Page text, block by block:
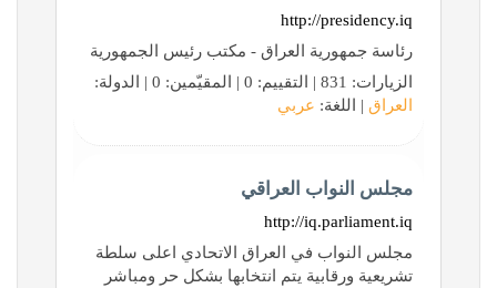
http://presidency.iq
رئاسة جمهورية العراق - مكتب رئيس الجمهورية
الزيارات: 831 | التقييم: 0 | المقيّمين: 0 | الدولة:
العراق | اللغة: عربي
مجلس النواب العراقي
http://iq.parliament.iq
مجلس النواب في العراق الاتحادي اعلى سلطة
تشريعية ورقابية يتم انتخابها بشكل حر ومباشر